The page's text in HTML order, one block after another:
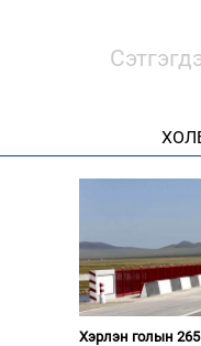
Хэрлэн голын